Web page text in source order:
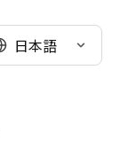
日本語